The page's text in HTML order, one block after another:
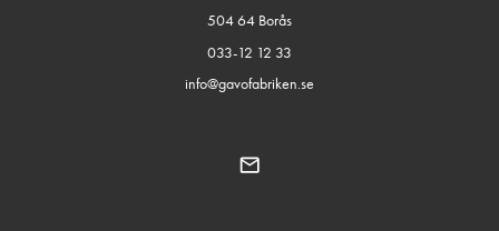
504 64 Borås
033-12 12 33
info@gavofabriken.se